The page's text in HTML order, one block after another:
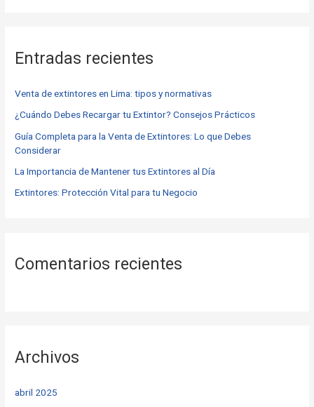
a
p
o
r
:
Entradas recientes
Venta de extintores en Lima: tipos y normativas
¿Cuándo Debes Recargar tu Extintor? Consejos Prácticos
Guía Completa para la Venta de Extintores: Lo que Debes
Considerar
La Importancia de Mantener tus Extintores al Día
Extintores: Protección Vital para tu Negocio
Comentarios recientes
Archivos
abril 2025